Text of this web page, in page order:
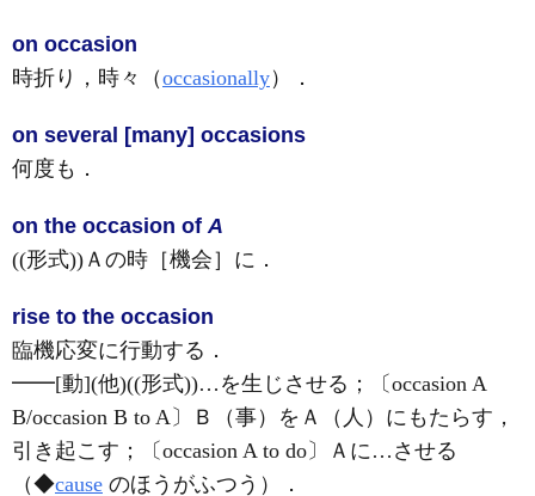
on occasion
時折り，時々（occasionally） ．
on several [many] occasions
何度も ．
on the occasion ofA
((形式))Ａの時［機会］に ．
rise to the occasion
臨機応変に行動する ．
━━[動](他)((形式))…を生じさせる；〔occasion A
B/occasion B to A〕Ｂ（事）をＡ（人）にもたらす，
引き起こす；〔occasion A to do〕Ａに…させる
（◆cause のほうがふつう） ．